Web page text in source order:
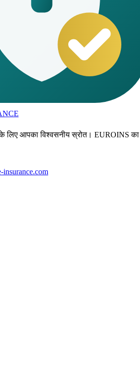
के लिए आपका विश्वसनीय स्रोत। EUROINS का
insurance.com